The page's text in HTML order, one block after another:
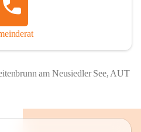
am Neusiedler See, AUT